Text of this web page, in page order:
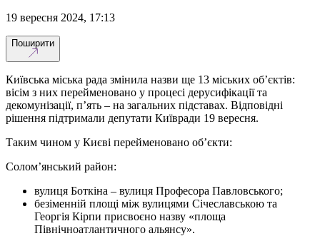
19 вересня 2024, 17:13
Поширити
Київська міська рада змінила назви ще 13 міських об’єктів:
вісім з них перейменовано у процесі дерусифікації та
декомунізації, п’ять – на загальних підставах. Відповідні
рішення підтримали депутати Київради 19 вересня.
Таким чином у Києві перейменовано об’єкти:
Солом’янський район:
вулиця Боткіна – вулиця Професора Павловського;
безіменній площі між вулицями Січеславською та
Георгія Кірпи присвоєно назву «площа
Північноатлантичного альянсу».